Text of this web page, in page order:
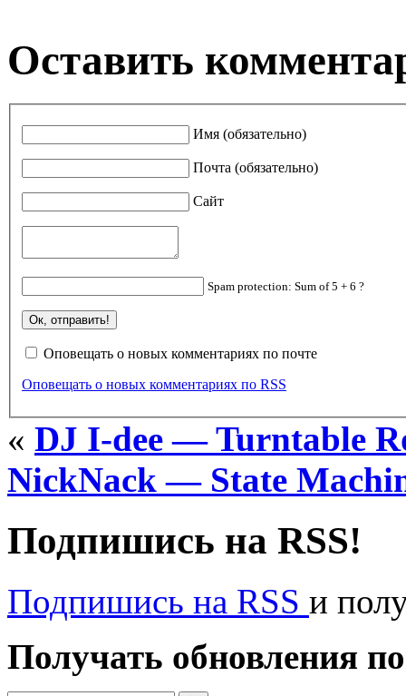
Оставить
Имя (обязательно)
Почта (обязательно)
Сайт
Spam protection: Sum of 5 + 6 ?
Оповещать о новых комментариях по почте
Оповещать о новых комментариях по RSS
« DJ I-dee — Turntable
NickNack — State
Подпишись на RSS!
Подпишись на RSS и
Получать обновления